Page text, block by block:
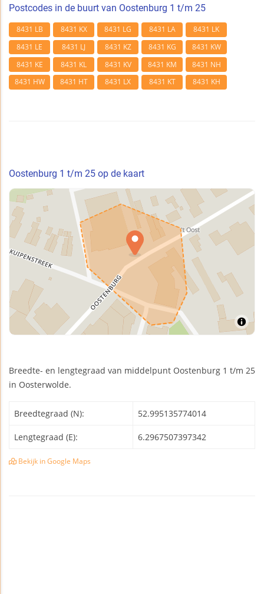
Postcodes in de buurt van Oostenburg 1 t/m 25
8431 LB 8431 KX 8431 LG 8431 LA
8431 LK
8431 LE
8431 LJ 8431 KZ 8431 KG
8431 KW
8431 KE
8431 KL 8431 KV 8431 KM
8431 NH
8431 HW
8431 HT 8431 LX 8431 KT 8431 KH
Oostenburg 1 t/m 25 op de kaart
Breedte- en lengtegraad van middelpunt Oostenburg 1 t/m 25
in Oosterwolde.
Breedtegraad (N): 52.995135774014
Lengtegraad (E): 6.2967507397342
Bekijk in Google Maps